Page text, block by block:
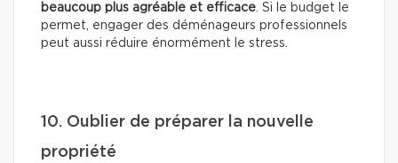
beaucoup plus agréable et efficace. Si le budget le
permet, engager des déménageurs professionnels
peut aussi réduire énormément le stress.
10. Oublier de préparer la nouvelle
propriété